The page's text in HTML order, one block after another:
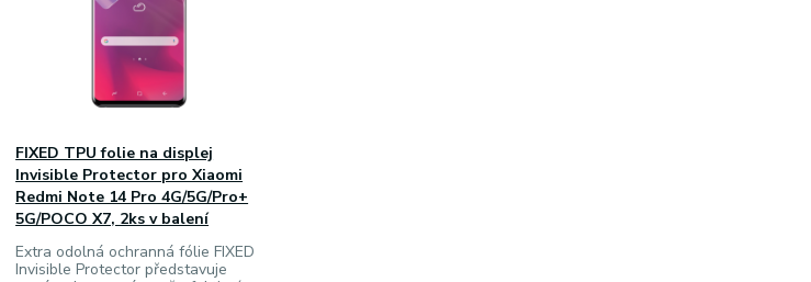
FIXED TPU folie na displej
Invisible Protector pro Xiaomi
Redmi Note 14 Pro 4G/5G/Pro+
5G/POCO X7, 2ks v balení
Extra odolná ochranná fólie FIXED
Invisible Protector představuje